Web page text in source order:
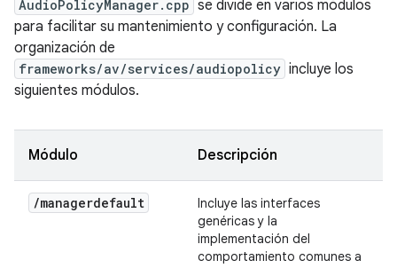
AudioPolicyManager.cpp se divide en varios módulos
para facilitar su mantenimiento y configuración. La
organización de
frameworks/av/services/audiopolicy incluye los
siguientes módulos.
Módulo Descripción
/managerdefault
Incluye las interfaces
genéricas y la
implementación del
comportamiento comunes a